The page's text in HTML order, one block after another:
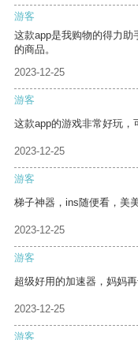
游客
这款app是我购物的得力
的商品。
2023-12-25
游客
这款app的游戏非常好玩，
2023-12-25
游客
梯子神器，ins随便看，美
2023-12-25
游客
超级好用的加速器，妈妈
2023-12-25
游客